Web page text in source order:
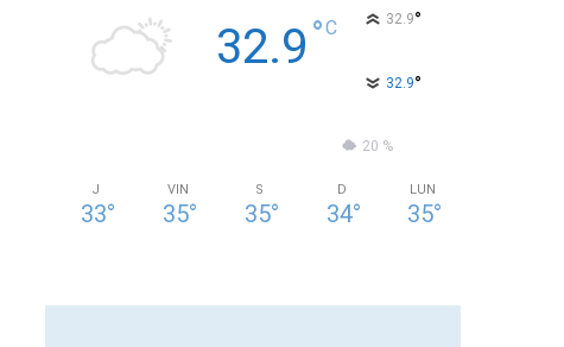
32.9 °C 32.9°
32.9°
20 %
J
33°
VIN
35°
S
35°
D
34°
LUN
35°